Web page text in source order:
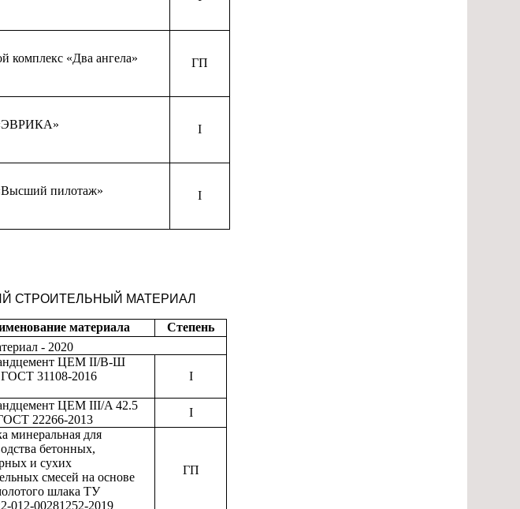
комплекс «Два ангела» ГП
I
пилотаж» I
СТРОИТЕЛЬНЫЙ МАТЕРИАЛ
материала
Степень
- 2020
ЦЕМ II/В-Ш
31108-2016
I
ЦЕМ III/A 42.5
22266-2013
I
минеральная для
бетонных,
и сухих
смесей на основе
шлака ТУ
012-00281252-2019
ГП